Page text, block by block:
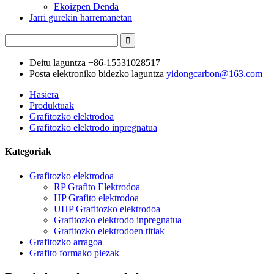
Ekoizpen Denda
Jarri gurekin harremanetan
Deitu laguntza +86-15531028517
Posta elektroniko bidezko laguntza yidongcarbon@163.com
Hasiera
Produktuak
Grafitozko elektrodoa
Grafitozko elektrodo inpregnatua
Kategoriak
Grafitozko elektrodoa
RP Grafito Elektrodoa
HP Grafito elektrodoa
UHP Grafitozko elektrodoa
Grafitozko elektrodo inpregnatua
Grafitozko elektrodoen titiak
Grafitozko arragoa
Grafito formako piezak